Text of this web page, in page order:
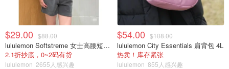
$29.00 $88.00
lululemon Softstreme 女士高腰短裤 10cm
2.1折抄底，0~2码有货
lululemon 2655人感兴趣
$54.00 $108.00
lululemon City Essentials 肩背包 4L
热卖！库存紧张
lululemon 855人感兴趣